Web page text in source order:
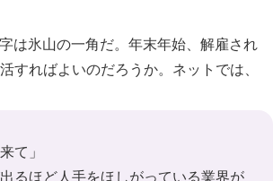
は氷山の一角だ。年末年始、解雇され
すればよいのだろうか。ネットでは、
て」
出るほど人手をほしがっている業界が